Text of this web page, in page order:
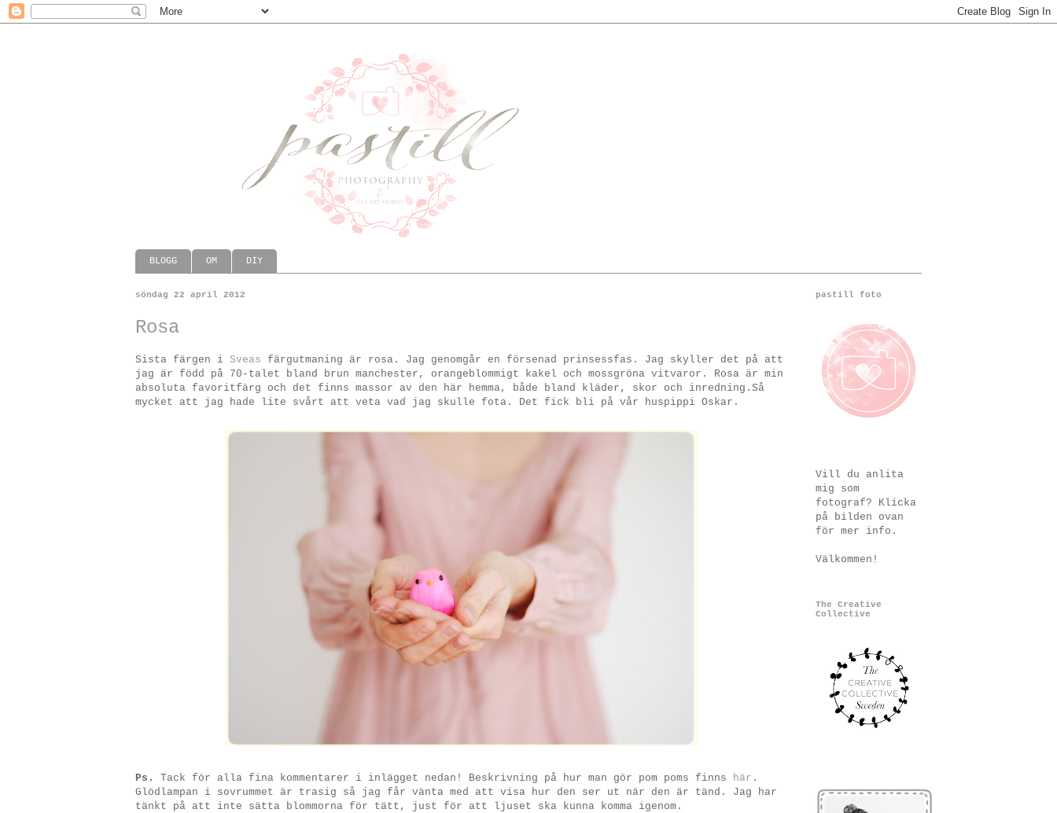
BLOGG OM DIY
söndag 22 april 2012
Rosa
Sista färgen i Sveas färgutmaning är rosa. Jag genomgår en försenad prinsessfas. Jag skyller det på att
jag är född på 70-talet bland brun manchester, orangeblommigt kakel och mossgröna vitvaror. Rosa är min
absoluta favoritfärg och det finns massor av den här hemma, både bland kläder, skor och inredning.Så
mycket att jag hade lite svårt att veta vad jag skulle fota. Det fick bli på vår huspippi Oskar.
Ps. Tack för alla fina kommentarer i inlägget nedan! Beskrivning på hur man gör pom poms finns här .
Glödlampan i sovrummet är trasig så jag får vänta med att visa hur den ser ut när den är tänd. Jag har
tänkt på att inte sätta blommorna för tätt, just för att ljuset ska kunna komma igenom.
pastill foto
Vill du anlita
mig som
fotograf? Klicka
på bilden ovan
för mer info.
Välkommen!
The Creative
Collective